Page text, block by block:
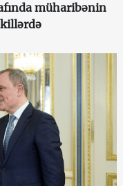
müharibənin